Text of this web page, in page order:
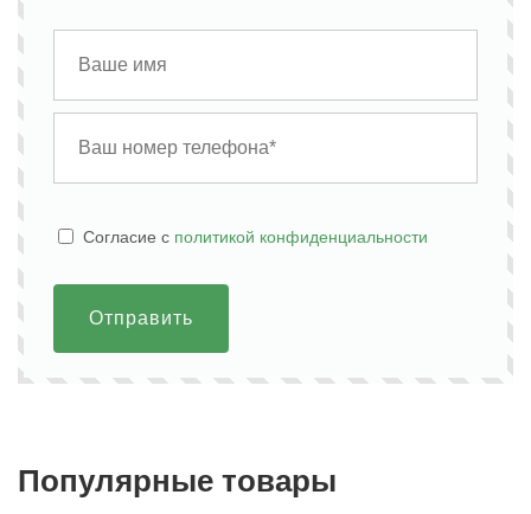
Cогласие с политикой конфиденциальности
Отправить
Популярные товары